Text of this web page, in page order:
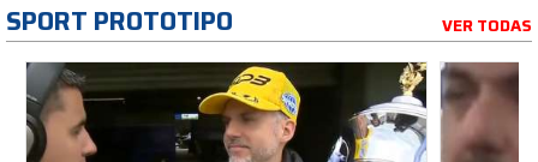
SPORT PROTOTIPO VER TODAS